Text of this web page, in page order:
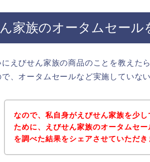
家族のオータムセール
えびせん家族の商品のことを教えた
、オータムセールなど実施していな
なので、私自身がえびせん家族を少
ために、えびせん家族のオータムセ
を調べた結果をシェアさせていただき